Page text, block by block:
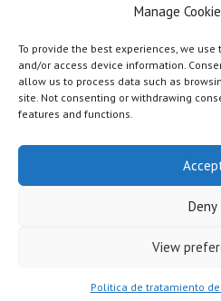
Manage
To provide the best experiences, we
and/or access device information.
allow us to process data such as
site. Not consenting or withdrawing
features and functions.
Deny
View
Politica de tratamiento de
Acceso